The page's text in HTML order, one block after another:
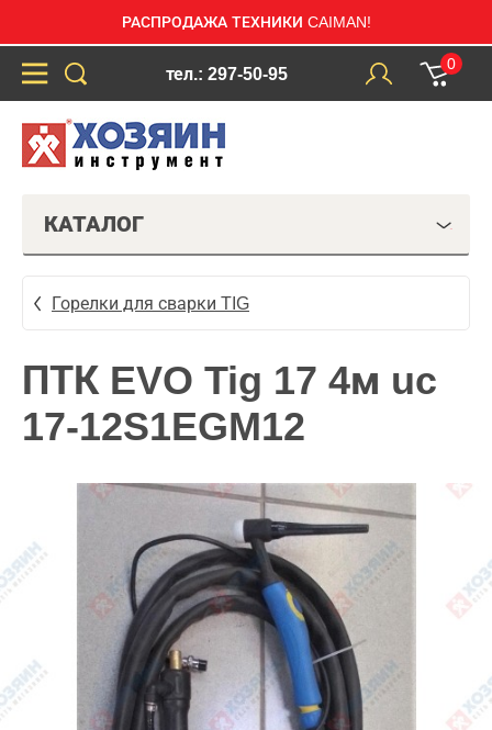
РАСПРОДАЖА ТЕХНИКИ CAIMAN!
тел.: 297-50-95
0
КАТАЛОГ
Горелки для сварки TIG
ПТК EVO Tig 17 4м uc
17-12S1EGM12